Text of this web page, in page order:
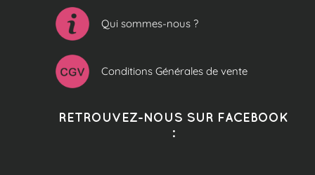
Qui sommes-nous ?
Conditions Générales de vente
RETROUVEZ-NOUS SUR FACEBOOK
: